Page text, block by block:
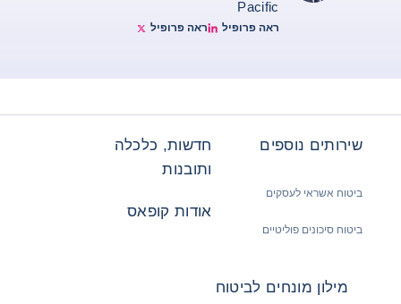
Pacific
ראה פרופיל
Bernard Aw Linkedin ראה פרופיל
Bernard Aw Twitter
שירותים נוספים
ביטוח אשראי לעסקים
ביטוח סיכונים פוליטיים
חדשות, כלכלה
ותובנות
אודות קופאס
מילון מונחים לביטוח